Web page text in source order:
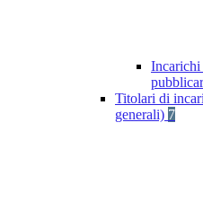
Incarichi
Titolari di
generali) 7